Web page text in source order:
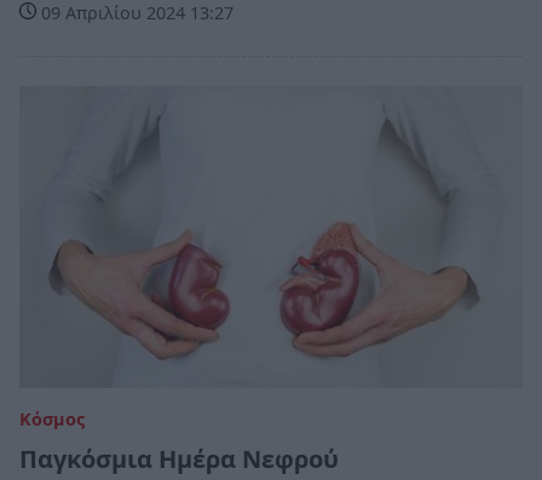
09 Απριλίου 2024 13:27
Κόσμος
Παγκόσμια Ημέρα Νεφρού